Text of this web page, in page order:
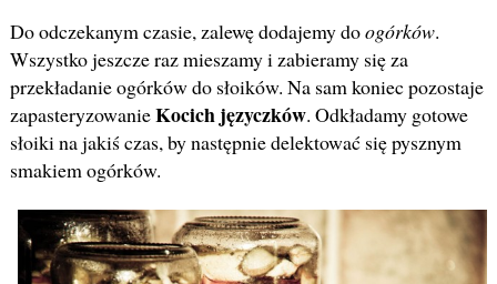
Do odczekanym czasie, zalewę dodajemy doogórków.
Wszystko jeszcze raz mieszamy i zabieramy się za
przekładanie ogórków do słoików. Na sam koniec pozostaje
zapasteryzowanieKocich języczków. Odkładamy gotowe
słoiki na jakiś czas, by następnie delektować się pysznym
smakiem ogórków.